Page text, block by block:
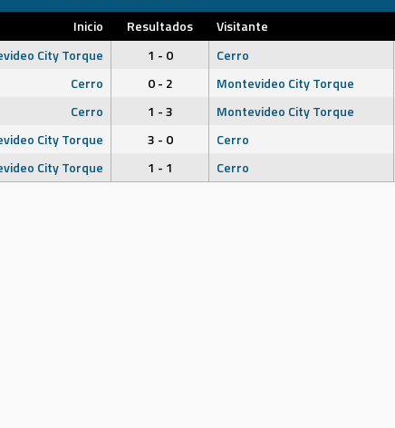
Inicio Resultados Visitante
City Torque 1 - 0 Cerro
Cerro 0 - 2 Montevideo City Torque
Cerro 1 - 3 Montevideo City Torque
City Torque 3 - 0 Cerro
City Torque 1 - 1 Cerro